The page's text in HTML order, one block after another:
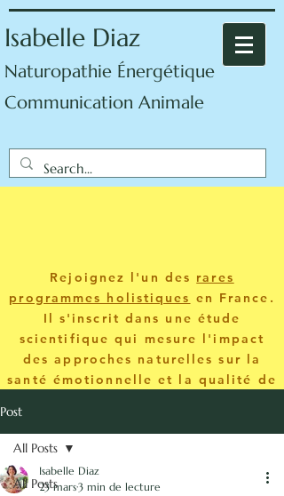
Isabelle Diaz
Naturopathie Énergétique
Communication Animale
Rejoignez l'un des rares
programmes holistiques en France.
Il s'inscrit dans une étude
scientifique qui mesure l'impact
des approches naturelles sur la
santé émotionnelle et la qualité de
Isabelle Diaz -
énergétique
Post
All Posts
All Posts
Isabelle Diaz
23 mars3 min de lecture